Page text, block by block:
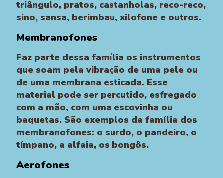
triângulo, pratos, castanholas, reco-reco,
sino, sansa, berimbau, xilofone e outros.
Membranofones
Faz parte dessa família os instrumentos
que soam pela vibração de uma pele ou
de uma membrana esticada. Esse
material pode ser percutido, esfregado
com a mão, com uma escovinha ou
baquetas. São exemplos da família dos
membranofones: o surdo, o pandeiro, o
tímpano, a alfaia, os bongôs.
Aerofones